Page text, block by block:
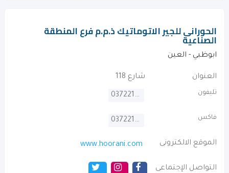
الحورانى للجير الاتوماتيك ذ.م.م فرع المنطقة
الصناعية
ابوظبي - العين
العنوان شارع 118
تليفون 037221075
فاكس 037221085
الموقع الالكترونى www.hoorani.com
التواصل الإجتماعى